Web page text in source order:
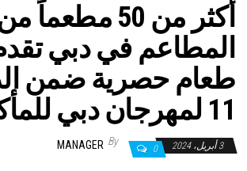
أكثر من 50
المطاعم في دبي
طعام حصرية ضمن
11 لمهرجان دبي للمأكولات
3 أبريل، 2024 0
By
MANAGER